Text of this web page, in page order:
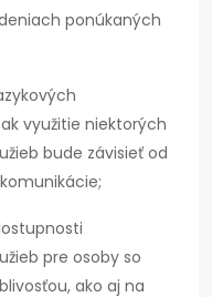
ponúkaných
využitie niektorých
bude závisieť od
pre osoby so
ako aj na